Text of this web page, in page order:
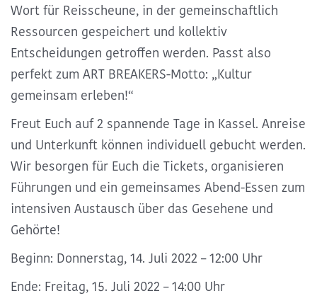
Wort für Reisscheune, in der gemeinschaftlich
Ressourcen gespeichert und kollektiv
Entscheidungen getroffen werden. Passt also
perfekt zum ART BREAKERS-Motto: „Kultur
gemeinsam erleben!“
Freut Euch auf 2 spannende Tage in Kassel. Anreise
und Unterkunft können individuell gebucht werden.
Wir besorgen für Euch die Tickets, organisieren
Führungen und ein gemeinsames Abend-Essen zum
intensiven Austausch über das Gesehene und
Gehörte!
Beginn: Donnerstag, 14. Juli 2022 – 12:00 Uhr
Ende: Freitag, 15. Juli 2022 – 14:00 Uhr